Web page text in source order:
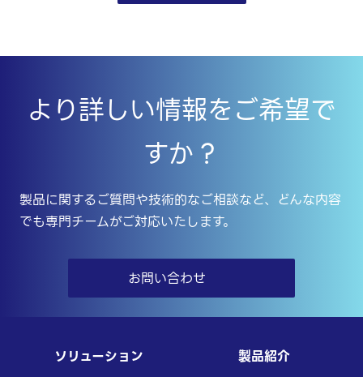
より詳しい情報をご希望で
すか？
製品に関するご質問や技術的なご相談など、どんな内容
でも専門チームがご対応いたします。
お問い合わせ
ソリューション
製品紹介